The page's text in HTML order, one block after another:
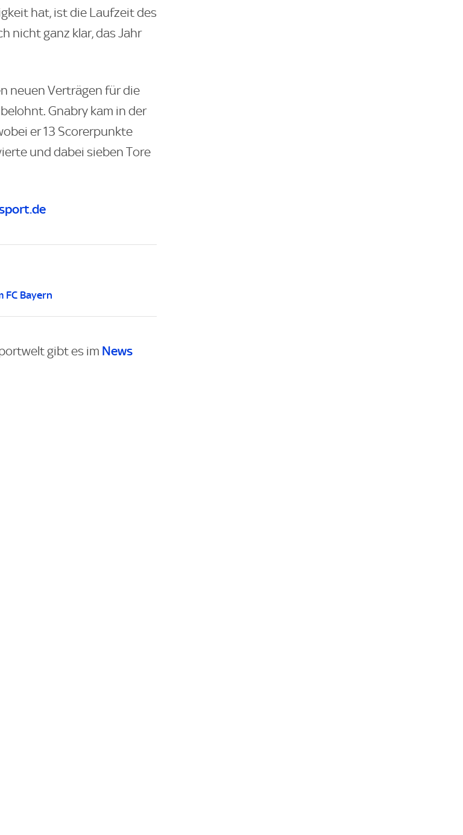
hat, ist die Laufzeit des
nicht ganz klar, das Jahr
neuen Verträgen für die
Gnabry kam in der
er 13 Scorerpunkte
und dabei sieben Tore
FC Bayern
gibt es im News